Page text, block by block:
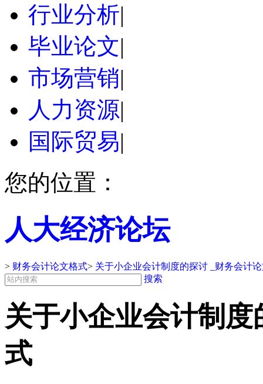
行业分析|
毕业论文|
市场营销|
人力资源|
国际贸易|
您的位置：
人大经济论坛
> 财务会计论文格式> 关于小企业会计制度的探讨 _财务会计
搜索
关于小企业会计制
式